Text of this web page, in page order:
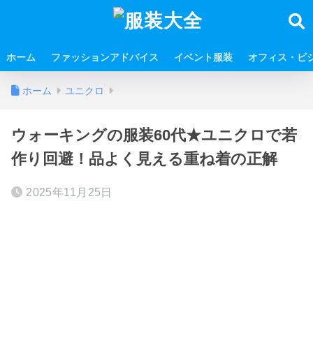
ホーム ファッションアドバイス イベント服装 オフィス・ビ
ホーム ユニクロ
ウォーキングの服装60代★ユニクロで若
作り回避！品よく見える重ね着の正解
2025年11月25日